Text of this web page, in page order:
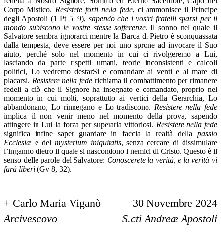
Corpo Mistico. Resistete forti nella fede, ci ammonisce il Principe
degli Apostoli (1 Pt 5, 9), sapendo che i vostri fratelli sparsi per il
mondo subiscono le vostre stesse sofferenze. Il sonno nel quale il
Salvatore sembra ignorarci mentre la Barca di Pietro è sconquassata
dalla tempesta, deve essere per noi uno sprone ad invocare il Suo
aiuto, perché solo nel momento in cui ci rivolgeremo a Lui,
lasciando da parte rispetti umani, teorie inconsistenti e calcoli
politici, Lo vedremo destarSi e comandare ai venti e al mare di
placarsi. Resistere nella federichiama il combattimento per rimanere
fedeli a ciò che il Signore ha insegnato e comandato, proprio nel
momento in cui molti, soprattutto ai vertici della Gerarchia, Lo
abbandonano, Lo rinnegano e Lo tradiscono. Resistere nella fede
implica il non venir meno nel momento della prova, sapendo
attingere in Lui la forza per superarla vittoriosi. Resistere nella fede
significa infine saper guardare in faccia la realtà della passio
Ecclesiæ e del mysterium iniquitatis, senza cercare di dissimulare
l’inganno dietro il quale si nascondono i nemici di Cristo. Questo è il
senso delle parole del Salvatore: Conoscerete la verità, e la verità vi
farà liberi (Gv 8, 32).
+ Carlo Maria Viganò
Arcivescovo
30 Novembre 2024
S.cti Andreæ Apostoli